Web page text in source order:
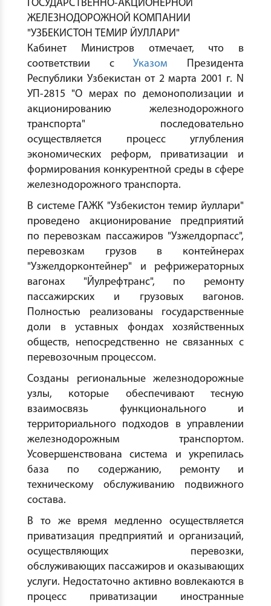
ГОСУДАРСТВЕННО-АКЦИОНЕРНОЙ
ЖЕЛЕЗНОДОРОЖНОЙ КОМПАНИИ
"УЗБЕКИСТОН ТЕМИР ЙУЛЛАРИ"
Кабинет Министров отмечает, что в
соответствии с Указом Президента
Республики Узбекистан от 2 марта 2001 г. N
УП-2815 "О мерах по демонополизации и
акционированию железнодорожного
транспорта" последовательно
осуществляется процесс углубления
экономических реформ, приватизации и
формирования конкурентной среды в сфере
железнодорожного транспорта.
В системе ГАЖК "Узбекистон темир йуллари"
проведено акционирование предприятий
по перевозкам пассажиров "Узжелдорпасс",
перевозкам грузов в контейнерах
"Узжелдорконтейнер" и рефрижераторных
вагонах "Йулрефтранс", по ремонту
пассажирских и грузовых вагонов.
Полностью реализованы государственные
доли в уставных фондах хозяйственных
обществ, непосредственно не связанных с
перевозочным процессом.
Созданы региональные железнодорожные
узлы, которые обеспечивают тесную
взаимосвязь функционального и
территориального подходов в управлении
железнодорожным транспортом.
Усовершенствована система и укрепилась
база по содержанию, ремонту и
техническому обслуживанию подвижного
состава.
В то же время медленно осуществляется
приватизация предприятий и организаций,
осуществляющих перевозки,
обслуживающих пассажиров и оказывающих
услуги. Недостаточно активно вовлекаются в
процесс приватизации иностранные